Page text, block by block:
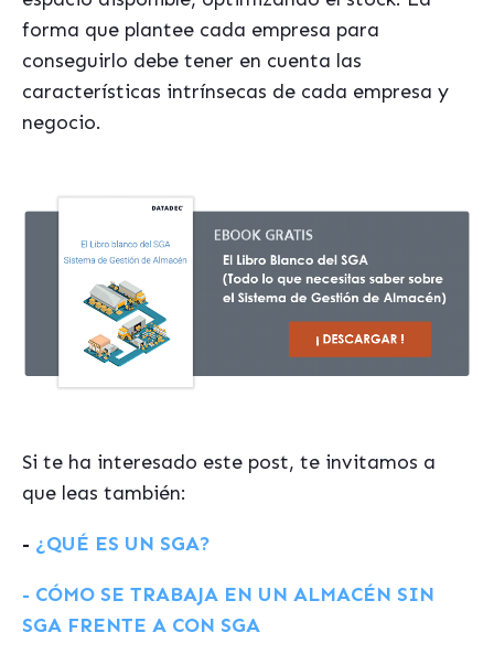
forma que plantee cada empresa para
conseguirlo debe tener en cuenta las
características intrínsecas de cada empresa y
negocio.
Si te ha interesado este post, te invitamos a
que leas también:
- ¿QUÉ ES UN SGA?
- CÓMO SE TRABAJA EN UN ALMACÉN SIN
SGA FRENTE A CON SGA